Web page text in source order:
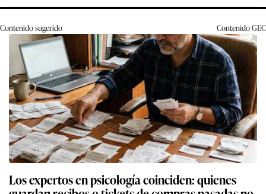
Contenido sugerido ContenidoGEC
Los expertos en psicología coinciden: quienes